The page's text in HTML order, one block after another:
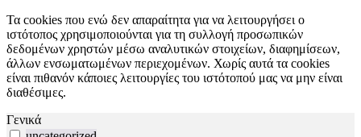
Τα cookies που ενώ δεν απαραίτητα για να λειτουργήσει ο
ιστότοπος χρησιμοποιούνται για τη συλλογή προσωπικών
δεδομένων χρηστών μέσω αναλυτικών στοιχείων, διαφημίσεων,
άλλων ενσωματωμένων περιεχομένων. Χωρίς αυτά τα cookies
είναι πιθανόν κάποιες λειτουργίες του ιστότοπού μας να μην είναι
διαθέσιμες.
Γενικά